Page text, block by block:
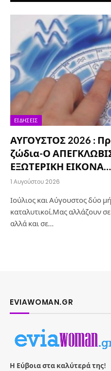
ΕΙΔΉΣΕΙΣ
ΑΥΓΟΥΣΤΟΣ 2026 :
ζώδια-Ο
ΕΞΩΤΕΡΙΚΗ ΕΙΚΟΝΑ…
1 Αυγούστου 2026
Ιούλιος και Αύγουστος δύο
καταλυτικοί.Μας αλλάζουν
αλλά και σε…
EVIAWOMAN.GR
Η Εύβοια στα καλύτερά της!